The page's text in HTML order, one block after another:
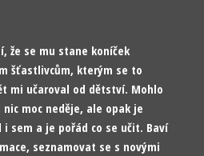
že se mu stane koníček
šťastlivcům, kterým se to
mi učaroval od dětství. Mohlo
moc neděje, ale opak je
i sem a je pořád co se učit. Baví
seznamovat se s novými